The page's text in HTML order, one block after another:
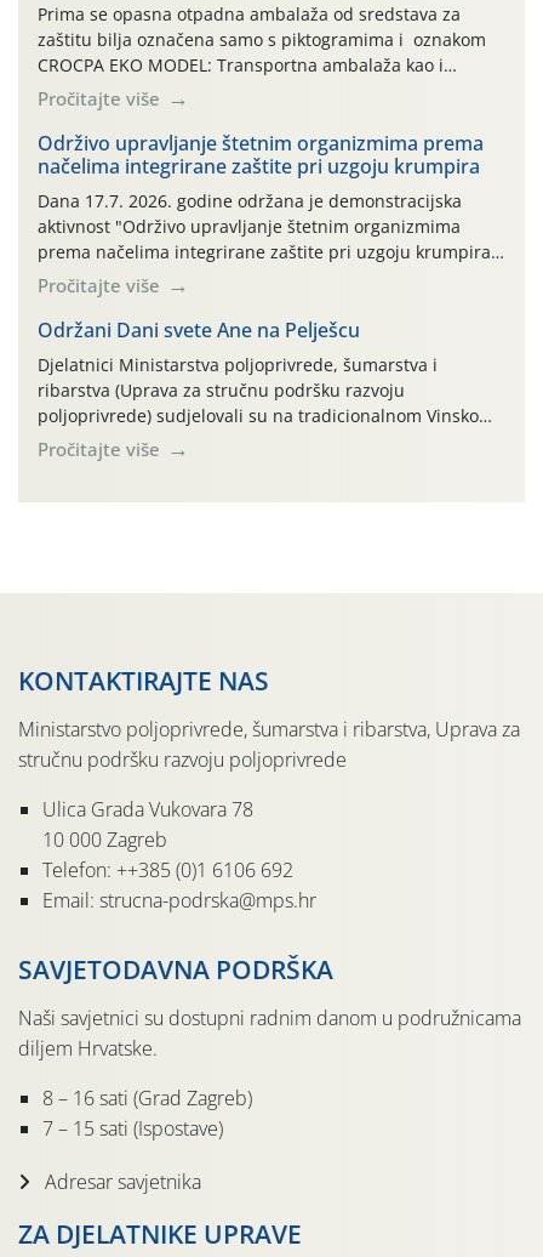
Prima se opasna otpadna ambalaža od sredstava za
zaštitu bilja označena samo s piktogramima i oznakom
CROCPA EKO MODEL: Transportna ambalaža kao i
ambalaža drugih proizvoda koji nisu sredstva za zaštitu
bilja (npr. ambalaža od mineralnih gnojiva,) se ne
prihvaća. Korisnicima je osiguran besplatni povrat
prazne ambalaže isključivo ovih tvrtki: AGROCHEM-MAKS,
AGRONOM, ALBAUGH TKI* (PINUS […]
Pročitajte više
Održivo upravljanje štetnim organizmima prema
načelima integrirane zaštite pri uzgoju krumpira
Dana 17.7. 2026. godine održana je demonstracijska
aktivnost "Održivo upravljanje štetnim organizmima
prema načelima integrirane zaštite pri uzgoju krumpira"
na pokusnom polju "Poredje", kraj naselja Belica (ARKOD
parcela ID 2445031) (središnji dio Međimurske županije).
Pročitajte više
Održani Dani svete Ane na Pelješcu
Djelatnici Ministarstva poljoprivrede, šumarstva i
ribarstva (Uprava za stručnu podršku razvoju
poljoprivrede) sudjelovali su na tradicionalnom Vinskom
forumu, održanom 24.07.2026. godine u Domu vinarske
tradicije u Putnikovićima na poluotoku Pelješcu, u
Pročitajte više
KONTAKTIRAJTE NAS
Ministarstvo poljoprivrede, šumarstva i ribarstva, Uprava za
stručnu podršku razvoju poljoprivrede
Ulica Grada Vukovara 78
10 000 Zagreb
Telefon: ++385 (0)1 6106 692
Email: strucna-podrska@mps.hr
SAVJETODAVNA PODRŠKA
Naši savjetnici su dostupni radnim danom u podružnicama
diljem Hrvatske.
8 – 16 sati (Grad Zagreb)
7 – 15 sati (Ispostave)
Adresar savjetnika
ZA DJELATNIKE UPRAVE